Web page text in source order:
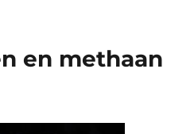
en methaan